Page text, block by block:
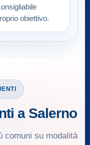
obiettivo.
a Salerno
comuni su modalità